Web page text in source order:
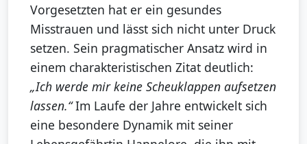
Vorgesetzten hat er ein gesundes
Misstrauen und lässt sich nicht unter Druck
setzen. Sein pragmatischer Ansatz wird in
einem charakteristischen Zitat deutlich:
„Ich werde mir keine Scheuklappen aufsetzen
lassen.“Im Laufe der Jahre entwickelt sich
eine besondere Dynamik mit seiner